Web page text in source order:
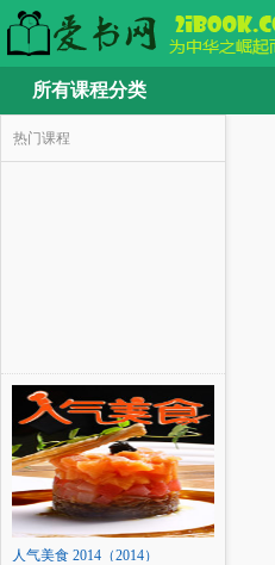
所有课程分类
热门课程
人气美食 2014（2014）